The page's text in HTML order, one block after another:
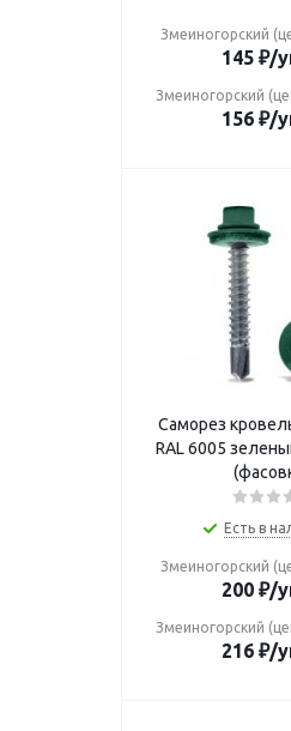
Змеиногорский
145₽/
Змеиногорский
156₽/
Саморез кровельный
RAL 6005
Есть в
Змеиногорский
200₽/
Змеиногорский
216₽/